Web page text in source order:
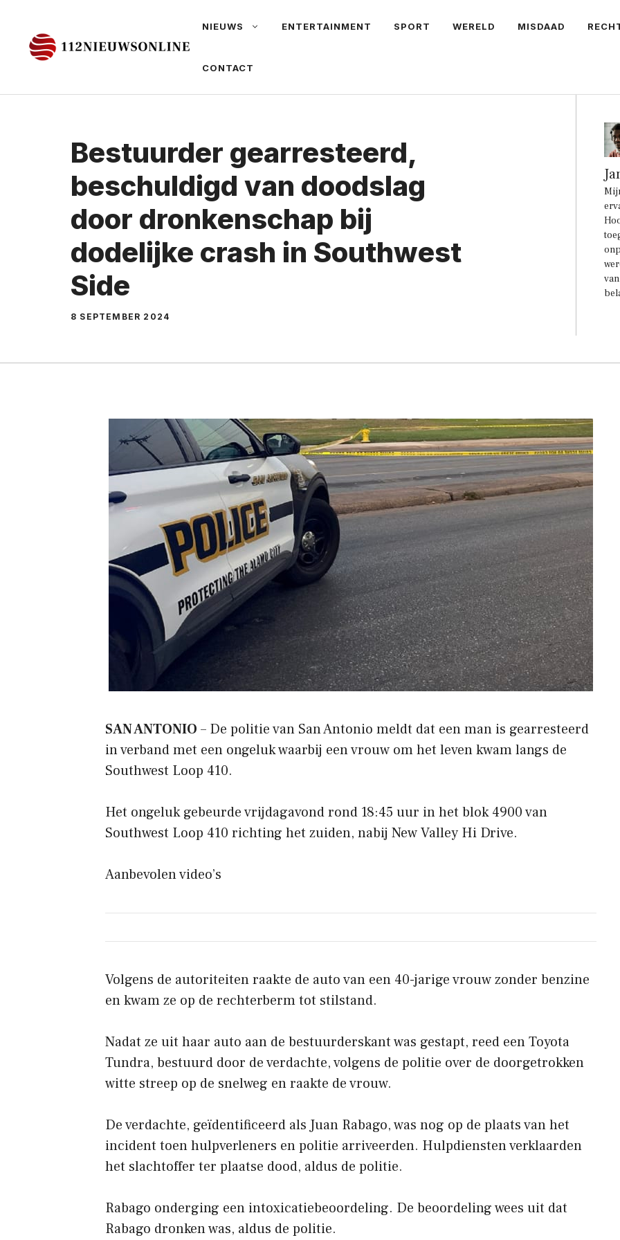
NIEUWS ENTERTAINMENT SPORT WERELD MISDAAD
CONTACT
Bestuurder gearresteerd,
beschuldigd van doodslag
door dronkenschap bij
dodelijke crash in Southwest
Side
8 SEPTEMBER 2024
SAN ANTONIO – De politie van San Antonio meldt dat een man is gearresteerd
in verband met een ongeluk waarbij een vrouw om het leven kwam langs de
Southwest Loop 410.
Het ongeluk gebeurde vrijdagavond rond 18:45 uur in het blok 4900 van
Southwest Loop 410 richting het zuiden, nabij New Valley Hi Drive.
Aanbevolen video’s
Volgens de autoriteiten raakte de auto van een 40-jarige vrouw zonder benzine
en kwam ze op de rechterberm tot stilstand.
Nadat ze uit haar auto aan de bestuurderskant was gestapt, reed een Toyota
Tundra, bestuurd door de verdachte, volgens de politie over de doorgetrokken
witte streep op de snelweg en raakte de vrouw.
De verdachte, geïdentificeerd als Juan Rabago, was nog op de plaats van het
incident toen hulpverleners en politie arriveerden. Hulpdiensten verklaarden
het slachtoffer ter plaatse dood, aldus de politie.
Rabago onderging een intoxicatiebeoordeling. De beoordeling wees uit dat
Rabago dronken was, aldus de politie.